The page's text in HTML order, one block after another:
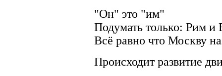
"Он" это "им"
Подумать только: Рим и
Всё равно что Москву
Происходит развитие